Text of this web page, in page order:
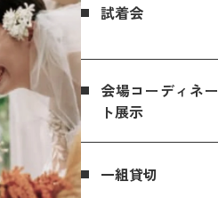
試着会
会場コーディネー
ト展示
一組貸切